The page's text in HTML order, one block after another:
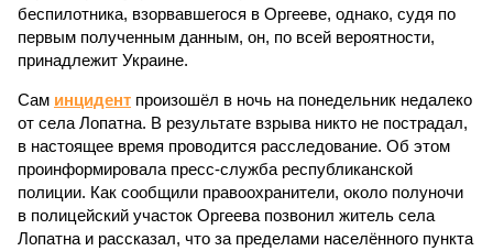
беспилотника, взорвавшегося в Оргееве, однако, судя по
первым полученным данным, он, по всей вероятности,
принадлежит Украине.
Сам инцидент произошёл в ночь на понедельник недалеко
от села Лопатна. В результате взрыва никто не пострадал,
в настоящее время проводится расследование. Об этом
проинформировала пресс-служба республиканской
полиции. Как сообщили правоохранители, около полуночи
в полицейский участок Оргеева позвонил житель села
Лопатна и рассказал, что за пределами населённого пункта